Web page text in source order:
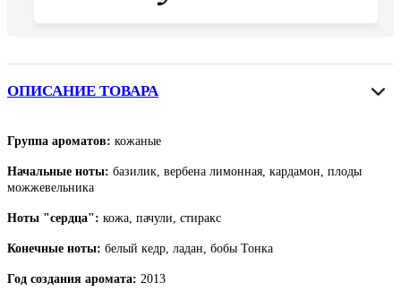
ОПИСАНИЕ ТОВАРА
Группа ароматов: кожаные
Начальные ноты: базилик, вербена лимонная, кардамон, плоды
можжевельника
Ноты "сердца": кожа, пачули, стиракс
Конечные ноты: белый кедр, ладан, бобы Тонка
Год создания аромата: 2013